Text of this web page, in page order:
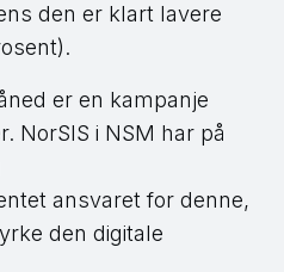
den er klart lavere
er en kampanje
NorSIS i NSM har på
ansvaret for denne,
den digitale